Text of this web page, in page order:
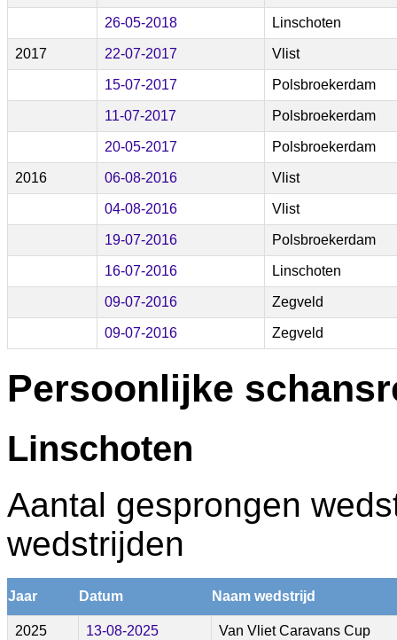
26-05-2018 Linschoten
2017 22-07-2017 Vlist
15-07-2017 Polsbroekerdam
11-07-2017 Polsbroekerdam
20-05-2017 Polsbroekerdam
2016 06-08-2016 Vlist
04-08-2016 Vlist
19-07-2016 Polsbroekerdam
16-07-2016 Linschoten
09-07-2016 Zegveld
09-07-2016 Zegveld
Persoonlijke
Linschoten
Aantal gesprongen
wedstrijden
Jaar Datum Naam wedstrijd
2025 13-08-2025 Van Vliet Caravans Cup